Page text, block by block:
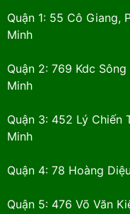
Quận 1: 55 Cô Giang,
Minh
Quận 2: 769 Kdc
Minh
Quận 3: 452 Lý Chiến
Minh
Quận 4: 78 Hoàng
Quận 5: 476 Võ Văn